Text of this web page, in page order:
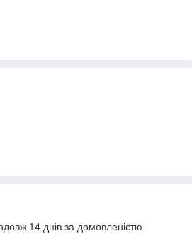
14 днів за домовленістю